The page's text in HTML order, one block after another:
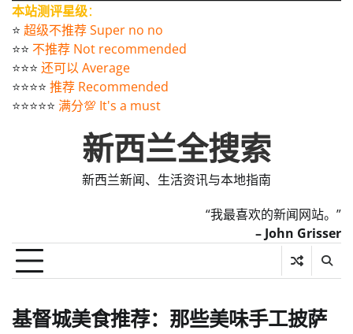
本站测评星级：
⭐️ 超级不推荐 Super no no
⭐️⭐️ 不推荐 Not recommended
⭐️⭐️⭐️ 还可以 Average
⭐️⭐️⭐️⭐️ 推荐 Recommended
⭐️⭐️⭐️⭐️⭐️ 满分💯 It's a must
新西兰全搜索
新西兰新闻、生活资讯与本地指南
“我最喜欢的新闻网站。”
– John Grisser
基督城美食推荐：那些美味手工披萨